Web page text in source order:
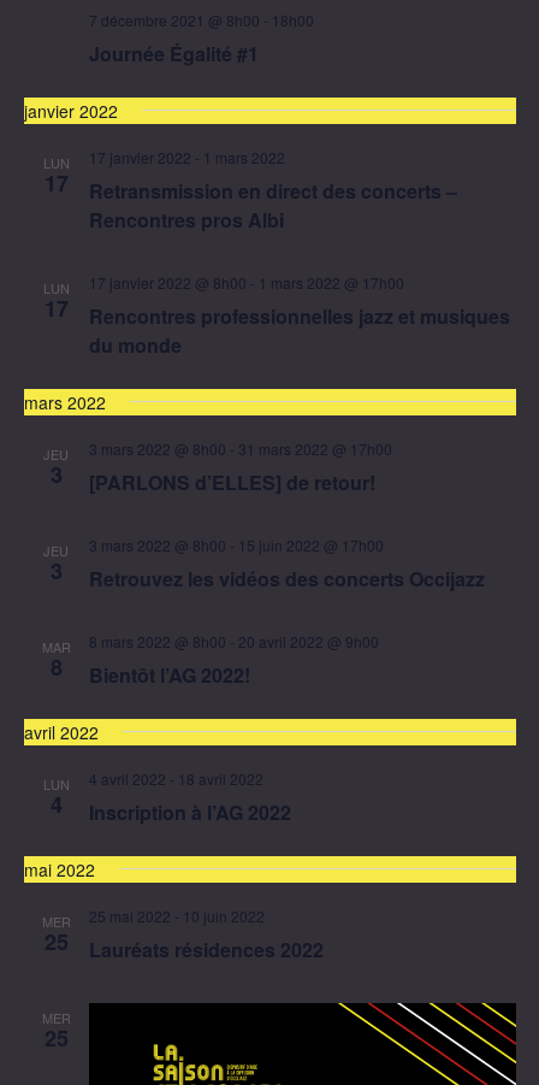
7 décembre 2021 @ 8h00 - 18h00
Journée Égalité #1
janvier 2022
LUN
17
17 janvier 2022 - 1 mars 2022
Retransmission en direct des concerts –
Rencontres pros Albi
LUN
17
17 janvier 2022 @ 8h00 - 1 mars 2022 @ 17h00
Rencontres professionnelles jazz et musiques
du monde
mars 2022
JEU
3
3 mars 2022 @ 8h00 - 31 mars 2022 @ 17h00
[PARLONS d’ELLES] de retour!
JEU
3
3 mars 2022 @ 8h00 - 15 juin 2022 @ 17h00
Retrouvez les vidéos des concerts Occijazz
MAR
8
8 mars 2022 @ 8h00 - 20 avril 2022 @ 9h00
Bientôt l’AG 2022!
avril 2022
LUN
4
4 avril 2022 - 18 avril 2022
Inscription à l’AG 2022
mai 2022
MER
25
25 mai 2022 - 10 juin 2022
Lauréats résidences 2022
MER
25